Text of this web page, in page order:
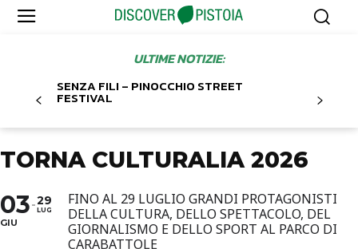
ULTIME NOTIZIE:
SENZA FILI – PINOCCHIO STREET
FESTIVAL
TORNA CULTURALIA 2026
03
GIU
29
LUG
FINO AL 29 LUGLIO GRANDI PROTAGONISTI
DELLA CULTURA, DELLO SPETTACOLO, DEL
GIORNALISMO E DELLO SPORT AL PARCO DI
CARABATTOLE